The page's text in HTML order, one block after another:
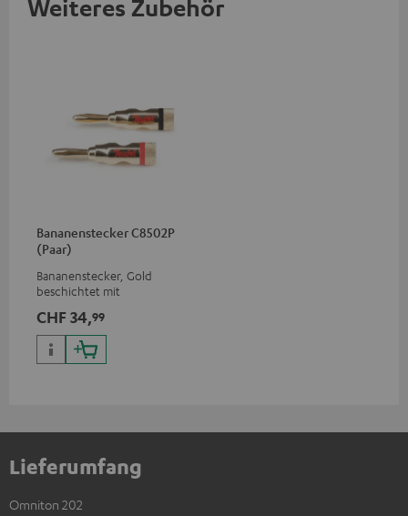
Weiteres Zubehör
Bananenstecker C8502P
(Paar)
Bananenstecker, Gold
beschichtet mit
CHF 34,99
Lieferumfang
Omniton 202